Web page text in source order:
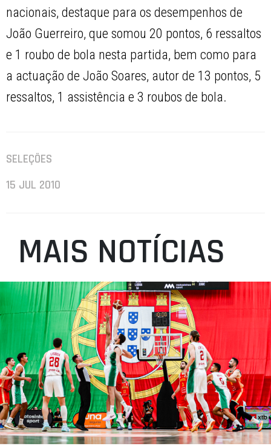
nacionais, destaque para os desempenhos de
João Guerreiro, que somou 20 pontos, 6 ressaltos
e 1 roubo de bola nesta partida, bem como para
a actuação de João Soares, autor de 13 pontos, 5
ressaltos, 1 assistência e 3 roubos de bola.
SELEÇÕES
15 JUL 2010
MAIS NOTÍCIAS